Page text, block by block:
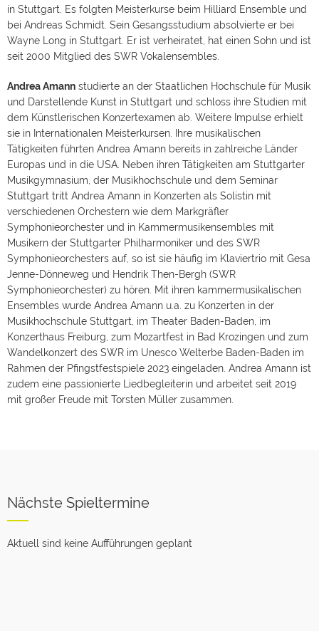
in Stuttgart. Es folgten Meisterkurse beim Hilliard Ensemble und
bei Andreas Schmidt. Sein Gesangsstudium absolvierte er bei
Wayne Long in Stuttgart. Er ist verheiratet, hat einen Sohn und ist
seit 2000 Mitglied des SWR Vokalensembles.
Andrea Amann studierte an der Staatlichen Hochschule für Musik
und Darstellende Kunst in Stuttgart und schloss ihre Studien mit
dem Künstlerischen Konzertexamen ab. Weitere Impulse erhielt
sie in Internationalen Meisterkursen. Ihre musikalischen
Tätigkeiten führten Andrea Amann bereits in zahlreiche Länder
Europas und in die USA. Neben ihren Tätigkeiten am Stuttgarter
Musikgymnasium, der Musikhochschule und dem Seminar
Stuttgart tritt Andrea Amann in Konzerten als Solistin mit
verschiedenen Orchestern wie dem Markgräfler
Symphonieorchester und in Kammermusikensembles mit
Musikern der Stuttgarter Philharmoniker und des SWR
Symphonieorchesters auf, so ist sie häufig im Klaviertrio mit Gesa
Jenne-Dönneweg und Hendrik Then-Bergh (SWR
Symphonieorchester) zu hören. Mit ihren kammermusikalischen
Ensembles wurde Andrea Amann u.a. zu Konzerten in der
Musikhochschule Stuttgart, im Theater Baden-Baden, im
Konzerthaus Freiburg, zum Mozartfest in Bad Krozingen und zum
Wandelkonzert des SWR im Unesco Welterbe Baden-Baden im
Rahmen der Pfingstfestspiele 2023 eingeladen. Andrea Amann ist
zudem eine passionierte Liedbegleiterin und arbeitet seit 2019
mit großer Freude mit Torsten Müller zusammen.
Nächste Spieltermine
Aktuell sind keine Aufführungen geplant